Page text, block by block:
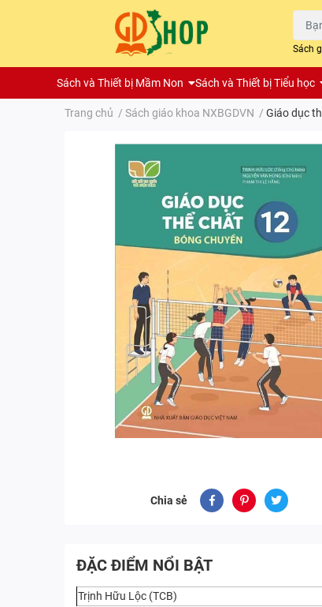
Sách
Sách và Thiết bị Mầm Non Sách và Thiết bị Tiểu học
Trang chủ / Sách giáo khoa NXBGDVN / Giáo dục
Chia sẻ
ĐẶC ĐIỂM NỔI BẬT
Trịnh Hữu Lộc (TCB)